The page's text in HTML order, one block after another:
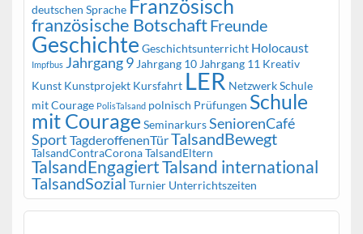
deutschen Sprache Französisch
französische BotschaftFreunde
Geschichte Geschichtsunterricht Holocaust
Impfbus Jahrgang 9 Jahrgang 10 Jahrgang 11 Kreativ
Kunst Kunstprojekt Kursfahrt LER Netzwerk Schule
mit Courage PolisTalsand polnisch Prüfungen Schule
mit Courage SeminarkursSeniorenCafé
Sport TagderoffenenTürTalsandBewegt
TalsandContraCoronaTalsandEltern
TalsandEngagiertTalsand international
TalsandSozial Turnier Unterrichtszeiten